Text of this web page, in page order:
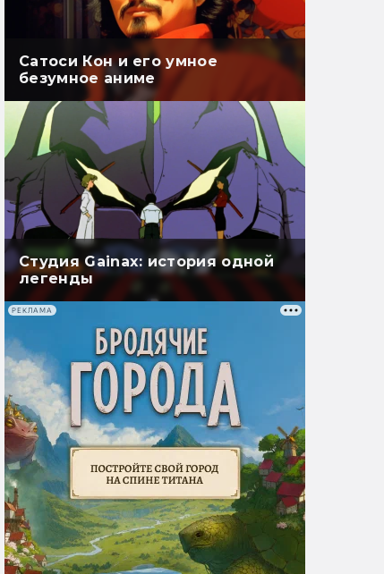
Сатоси Кон и его умное
безумное аниме
Студия Gainax: история одной
легенды
РЕКЛАМА